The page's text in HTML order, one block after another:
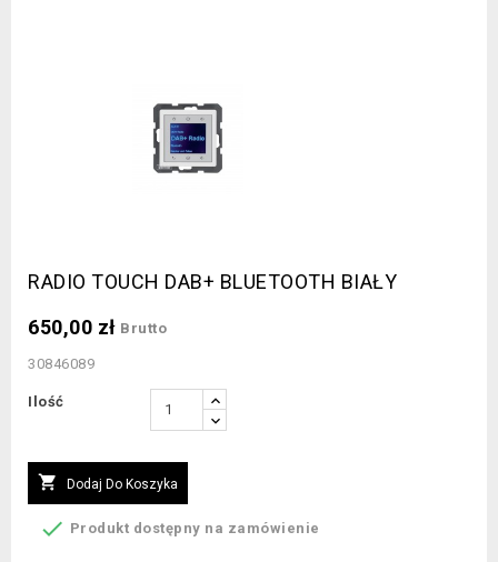
RADIO TOUCH DAB+ BLUETOOTH BIAŁY
650,00 zł Brutto
30846089
Ilość
 Dodaj Do Koszyka
 Produkt dostępny na zamówienie